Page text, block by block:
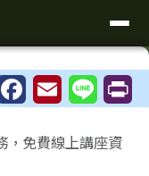
，免費線上講座資